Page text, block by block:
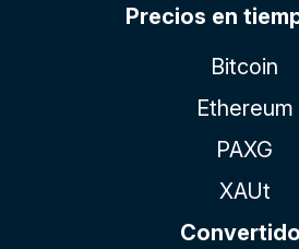
Precios en
Bitcoin
Ethereum
PAXG
XAUt